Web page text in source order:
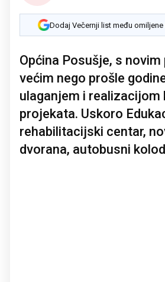
Dodaj Večernji list među
Općina Posušje, s
većim nego prošle
ulaganjem i realizacijom
projekata. Uskoro
rehabilitacijski centar,
dvorana, autobusni